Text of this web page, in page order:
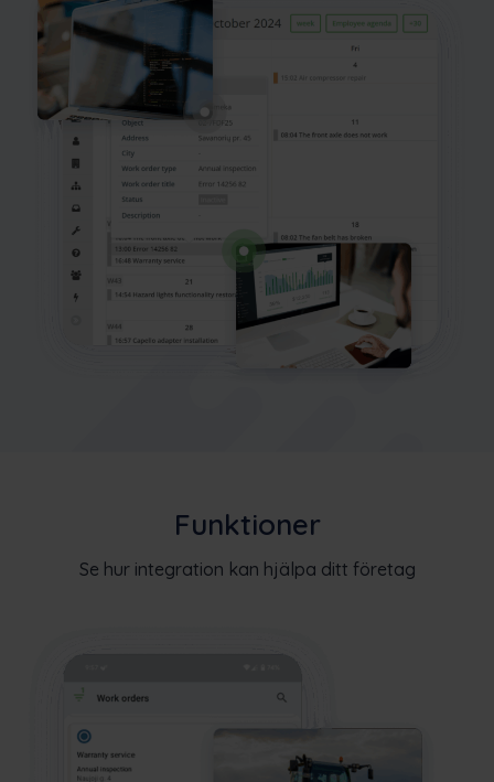
Funktioner
Se hur integration kan hjälpa ditt företag